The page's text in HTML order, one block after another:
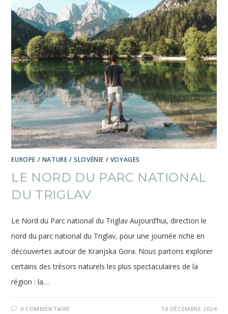
EUROPE / NATURE /SLOVÉNIE / VOYAGES
LE NORD DU PARC NATIONAL
DU TRIGLAV
Le Nord du Parc national du Triglav Aujourd’hui, direction le
nord du parc national du Triglav, pour une journée riche en
découvertes autour de Kranjska Gora. Nous partons explorer
certains des trésors naturels les plus spectaculaires de la
région : la…
0 COMMENTAIRE 10 DÉCEMBRE 2024